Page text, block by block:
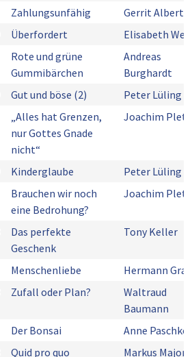
Zahlungsunfähig Gerrit Alberts
Überfordert Elisabeth
Rote und grüne
Gummibärchen
Andreas
Burghardt
Gut und böse (2) Peter Lüling
„Alles hat Grenzen,
nur Gottes Gnade
nicht“
Joachim
Kinderglaube Peter Lüling
Brauchen wir noch
eine Bedrohung?
Joachim
Das perfekte
Geschenk
Tony Keller
Menschenliebe Hermann
Zufall oder Plan?
Waltraud
Baumann
Der Bonsai Anne Paschke
Quid pro quo Markus